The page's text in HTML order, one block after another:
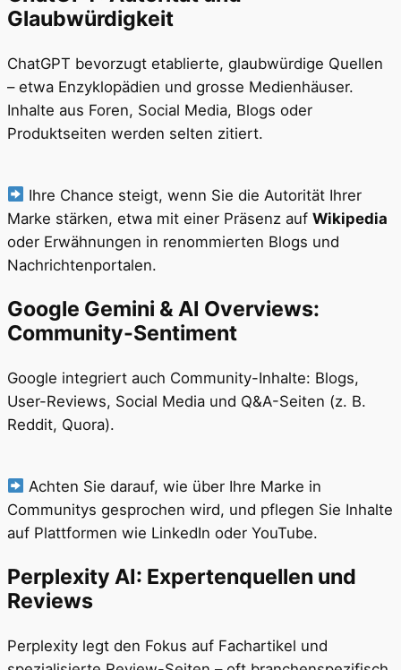
Glaubwürdigkeit
ChatGPT bevorzugt etablierte, glaubwürdige Quellen
– etwa Enzyklopädien und grosse Medienhäuser.
Inhalte aus Foren, Social Media, Blogs oder
Produktseiten werden selten zitiert.
Ihre Chance steigt, wenn Sie die Autorität Ihrer
Marke stärken, etwa mit einer Präsenz auf Wikipedia
oder Erwähnungen in renommierten Blogs und
Nachrichtenportalen.
Google Gemini & AI Overviews:
Community-Sentiment
Google integriert auch Community-Inhalte: Blogs,
User-Reviews, Social Media und Q&A-Seiten (z. B.
Reddit, Quora).
Achten Sie darauf, wie über Ihre Marke in
Communitys gesprochen wird, und pflegen Sie Inhalte
auf Plattformen wie LinkedIn oder YouTube.
Perplexity AI: Expertenquellen und
Reviews
Perplexity legt den Fokus auf Fachartikel und